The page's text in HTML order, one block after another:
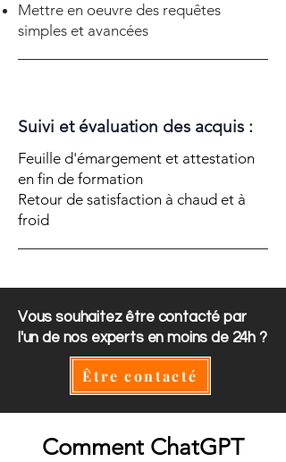
Mettre en oeuvre des requêtes
simples et avancées
Suivi et évaluation des acquis :
Feuille d'émargement et attestation
en fin de formation
Retour de satisfaction à chaud et à
froid
Vous souhaitez être contacté par
l'un de nos experts en moins de 24h ?
Être contacté
Comment ChatGPT